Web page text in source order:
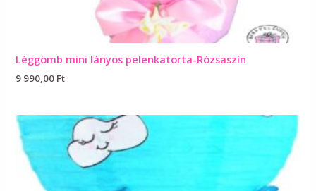
Léggömb mini lányos pelenkatorta-Rózsaszín
9 990,00 Ft